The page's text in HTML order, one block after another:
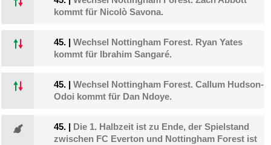
kommt für Nicolò Savona.
45. |Wechsel Nottingham Forest. Ryan Yates
kommt für Ibrahim Sangaré.
45. |Wechsel Nottingham Forest. Callum Hudson-
Odoi kommt für Dan Ndoye.
45. | Die 1. Halbzeit ist zu Ende, der Spielstand
zwischen FC Everton und Nottingham Forest ist